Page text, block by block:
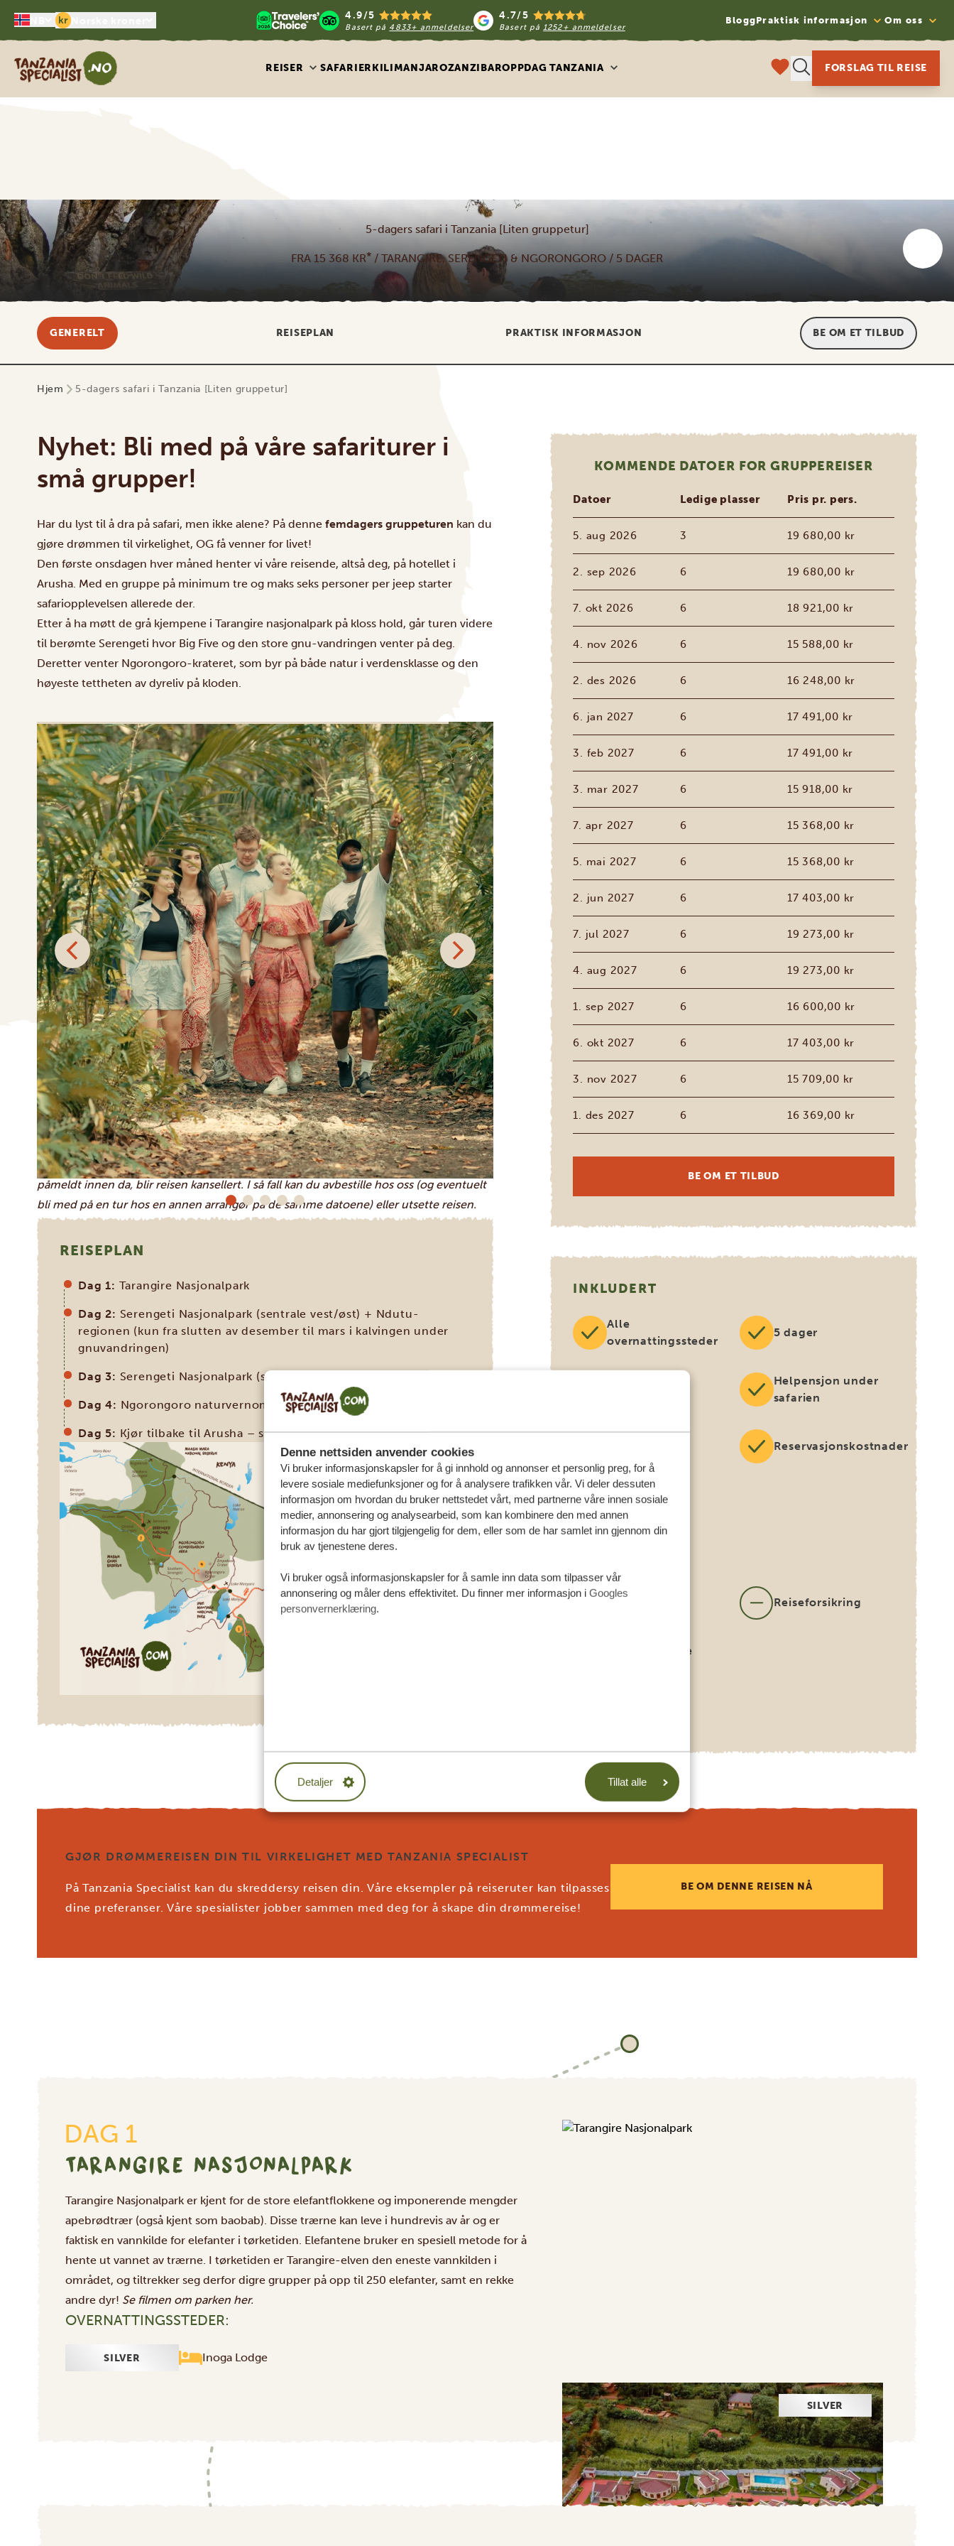
Denne nettsiden anvender cookies
Vi bruker informasjonskapsler for å gi innhold og annonser et personlig preg, for å
levere sosiale mediefunksjoner og for å analysere trafikken vår. Vi deler dessuten
informasjon om hvordan du bruker nettstedet vårt, med partnerne våre innen sosiale
medier, annonsering og analysearbeid, som kan kombinere den med annen
informasjon du har gjort tilgjengelig for dem, eller som de har samlet inn gjennom din
bruk av tjenestene deres.
Vi bruker også informasjonskapsler for å samle inn data som tilpasser vår
annonsering og måler dens effektivitet. Du finner mer informasjon i Googles
personvernerklæring.
Detaljer Tillat alle
kr 4.9/5
Basert på 4833+ anmeldelser
4.7/5
Basert på1252+ anmeldelser
BloggPraktisk informasjon Om oss
Tanzania Specialist
REISER SAFARIERKILIMANJAROZANZIBAROPPDAG TANZANIA FORSLAG TIL REISE
5-dagers safari i Tanzania [Liten gruppetur]
FRA 15 368 KR* / TARANGIRE, SERENGETI & NGORONGORO / 5 DAGER
GENERELT REISEPLAN PRAKTISK INFORMASJON BE OM ET TILBUD
Hjem 5-dagers safari i Tanzania [Liten gruppetur]
Nyhet: Bli med på våre safariturer i
små grupper!
Har du lyst til å dra på safari, men ikke alene? På denne femdagers gruppeturen kan du
gjøre drømmen til virkelighet, OG få venner for livet!
Den første onsdagen hver måned henter vi våre reisende, altså deg, på hotellet i
Arusha. Med en gruppe på minimum tre og maks seks personer per jeep starter
safariopplevelsen allerede der.
Etter å ha møtt de grå kjempene i Tarangire nasjonalpark på kloss hold, går turen videre
til berømte Serengeti hvor Big Five og den store gnu-vandringen venter på deg.
Deretter venter Ngorongoro-krateret, som byr på både natur i verdensklasse og den
høyeste tettheten av dyreliv på kloden.
Mellom disse uforglemmelige opplevelsene slapper du av på autentiske lodger som
skjemmer deg bort med tanzaniansk gjestfrihet, koselige enkeltrom og god mat. Om
kvelden kan du sitte sammen med de andre reisende, se sola forsvinne som en
glødende kule bak horisonten og skåle for nye minner.
Dette blir de mest opplevelsesrike fem dagene i livet ditt – og du vil huske dem resten
av livet.
Vi bekrefter hver reise senest 20 dager før avreise. Hvis færre enn tre deltakere er
påmeldt innen da, blir reisen kansellert. I så fall kan du avbestille hos oss (og eventuelt
bli med på en tur hos en annen arrangør på de samme datoene) eller utsette reisen.
REISEPLAN
Dag 1: Tarangire Nasjonalpark
Dag 2: Serengeti Nasjonalpark (sentrale vest/øst) + Ndutu-
regionen (kun fra slutten av desember til mars i kalvingen under
gnuvandringen)
Dag 3: Serengeti Nasjonalpark (sentrale vest/øst)
Dag 4: Ngorongoro naturvernområde (inkl. krateret)
Dag 5: Kjør tilbake til Arusha – slutten på safarien
KOMMENDE DATOER FOR GRUPPEREISER
Datoer Ledige plasser Pris pr. pers.
5. aug 2026 3 19 680,00 kr
2. sep 2026 6 19 680,00 kr
7. okt 2026 6 18 921,00 kr
4. nov 2026 6 15 588,00 kr
2. des 2026 6 16 248,00 kr
6. jan 2027 6 17 491,00 kr
3. feb 2027 6 17 491,00 kr
3. mar 2027 6 15 918,00 kr
7. apr 2027 6 15 368,00 kr
5. mai 2027 6 15 368,00 kr
2. jun 2027 6 17 403,00 kr
7. jul 2027 6 19 273,00 kr
4. aug 2027 6 19 273,00 kr
1. sep 2027 6 16 600,00 kr
6. okt 2027 6 17 403,00 kr
3. nov 2027 6 15 709,00 kr
1. des 2027 6 16 369,00 kr
BE OM ET TILBUD
INKLUDERT
Alle
overnattingssteder
5 dager
Helpensjon under
safarien
Reservasjonskostnader
Safarier
Visum Reiseforsikring
Internasjonale
GJØR DRØMMEREISEN DIN TIL VIRKELIGHET MED TANZANIA SPECIALIST
På Tanzania Specialist kan du skreddersy reisen din. Våre eksempler på reiseruter kan tilpasses
dine preferanser. Våre spesialister jobber sammen med deg for å skape din drømmereise!
BE OM DENNE REISEN NÅ
DAG 1
TARANGIRE NASJONALPARK
Tarangire Nasjonalpark er kjent for de store elefantflokkene og imponerende mengder
apebrødtrær (også kjent som baobab). Disse trærne kan leve i hundrevis av år og er
faktisk en vannkilde for elefanter i tørketiden. Elefantene bruker en spesiell metode for å
hente ut vannet av trærne. I tørketiden er Tarangire-elven den eneste vannkilden i
området, og tiltrekker seg derfor digre grupper på opp til 250 elefanter, samt en rekke
andre dyr! Se filmen om parken her.
OVERNATTINGSSTEDER:
SILVER Inoga Lodge
SILVER